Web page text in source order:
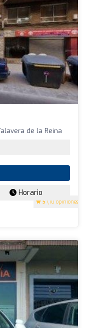
5 (10 opiniones)
de la Reina
Horario